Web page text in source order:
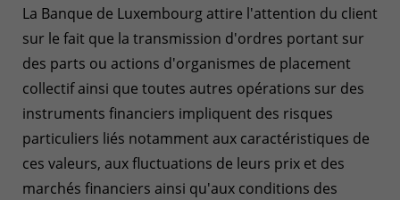
La Banque de Luxembourg attire l'attention du client
sur le fait que la transmission d'ordres portant sur
des parts ou actions d'organismes de placement
collectif ainsi que toutes autres opérations sur des
instruments financiers impliquent des risques
particuliers liés notamment aux caractéristiques de
ces valeurs, aux fluctuations de leurs prix et des
marchés financiers ainsi qu'aux conditions des